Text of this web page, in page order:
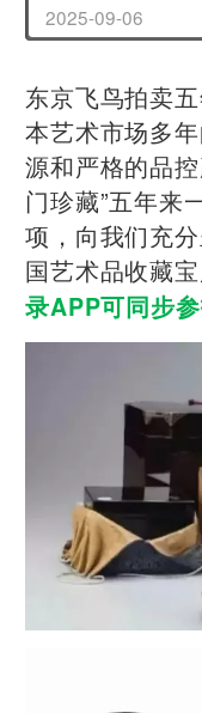
2025-09-06
东京飞鸟拍卖
本艺术市场多
源和严格的品
门珍藏”五年来
项，向我们充
国艺术品收藏宝
录APP可同步参